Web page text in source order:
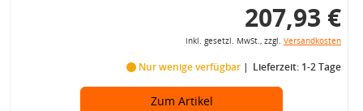
207,93 €
inkl. gesetzl. MwSt., zzgl. Versandkosten
Nur wenige verfügbar Lieferzeit: 1-2 Tage
Zum Artikel